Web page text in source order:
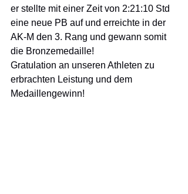
er stellte mit einer Zeit von 2:21:10 Std
eine neue PB auf und erreichte in der
AK-M den 3. Rang und gewann somit
die Bronzemedaille!
Gratulation an unseren Athleten zu
erbrachten Leistung und dem
Medaillengewinn!